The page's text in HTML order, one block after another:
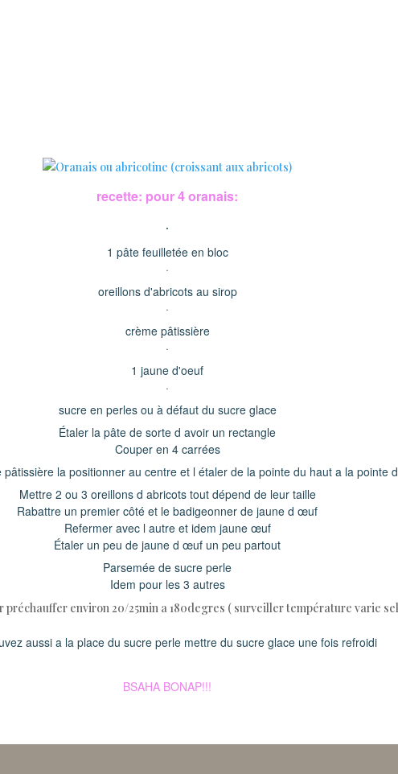
recette: pour 4 oranais:
·
1 pâte feuilletée en bloc
·
oreillons d'abricots au sirop
·
crème pâtissière
·
1 jaune d'oeuf
·
sucre en perles ou à défaut du sucre glace
Étaler la pâte de sorte d avoir un rectangle
Couper en 4 carrées
pâtissière la positionner au centre et l étaler de la pointe du haut a la pointe
Mettre 2 ou 3 oreillons d abricots tout dépend de leur taille
Rabattre un premier côté et le badigeonner de jaune d œuf
Refermer avec l autre et idem jaune œuf
Étaler un peu de jaune d œuf un peu partout
Parsemée de sucre perle
Idem pour les 3 autres
préchauffer environ 20/25min a 180degres ( surveiller température varie
aussi a la place du sucre perle mettre du sucre glace une fois refroidi
BSAHA BONAP!!!